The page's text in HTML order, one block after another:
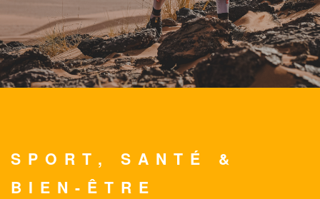
SPORT, SANTÉ &
BIEN-ÊTRE